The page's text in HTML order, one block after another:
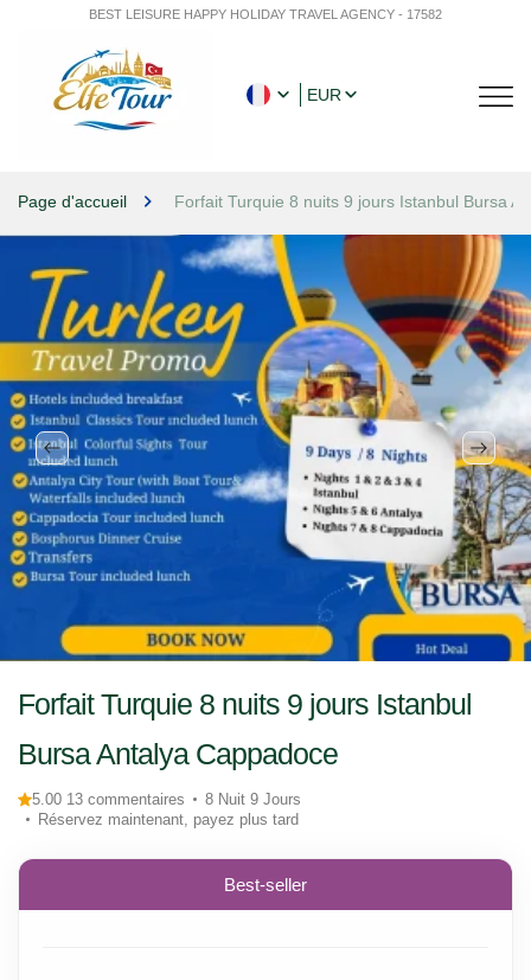
BEST LEISURE HAPPY HOLIDAY TRAVEL AGENCY - 17582
EUR
Page d'accueil Forfait Turquie 8 nuits 9 jours Istanbul Bursa
Forfait Turquie 8 nuits 9 jours Istanbul
Bursa Antalya Cappadoce
5.00 13 commentaires
8 Nuit 9 Jours
Réservez maintenant, payez plus tard
Best-seller